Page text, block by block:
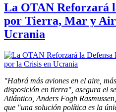
La OTAN Reforzará
por Tierra, Mar y
Ucrania
"Habrá más aviones en el aire,
disposición en tierra", asegura el
Atlántico, Anders Fogh
que "una solución política es la